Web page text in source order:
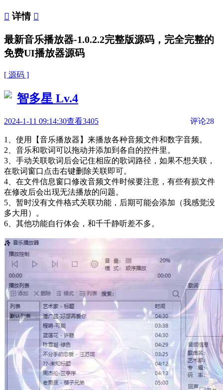
 详情 
最新音乐播放器-1.0.2.2完整版源码，完全完整的
免费UI播放器源码
[ 源码 ]
智多星 Lv.4
2024-1-11 09:14:30查看3405 评论28
1、使用【音乐播放器】来播放各种音频文件和数字音频。
2、音乐和歌词可以拖动并添加到各自的控件里。
3、手动关联歌词后会记住相应的歌词路径，如果不想关联，
在歌词窗口点击右键删除关联即可。
4、在文件信息窗口修改音频文件时候要注意，有些有损文件
在修改后会出现无法播放的问题。
5、暂时没有文件格式关联功能，后期可能会添加（我感觉没
多大用）。
6、其他功能自行体会，和千千静听差不多。